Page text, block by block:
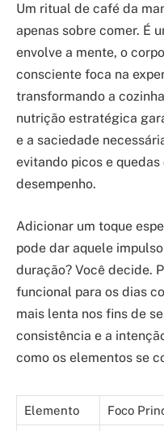
Um ritual de café da
apenas sobre comer. É
envolve a mente, o
consciente foca na
transformando a
nutrição estratégica
e a saciedade
evitando picos e
desempenho.
Adicionar um toque
pode dar aquele
duração? Você decide.
funcional para os dias
mais lenta nos fins de
consistência e a
como os elementos se
Elemento Foco